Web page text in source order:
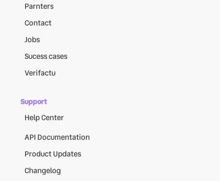
Parnters
Contact
Jobs
Sucess cases
Verifactu
Support
Help Center
API Documentation
Product Updates
Changelog